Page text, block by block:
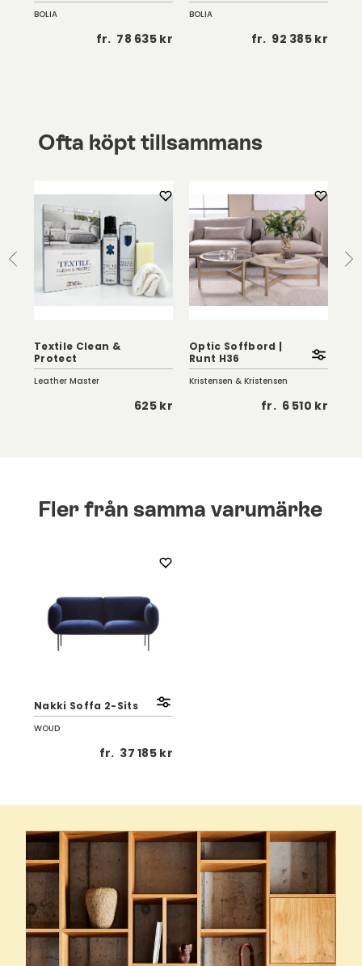
BOLIA
fr. 78 635 kr
BOLIA
fr. 92 385 kr
Ofta köpt tillsammans
Textile Clean &
Protect
Leather Master
625 kr
Optic Soffbord |
Runt H36
Kristensen & Kristensen
fr. 6 510 kr
Fler från samma varumärke
Nakki Soffa 2-Sits
WOUD
fr. 37 185 kr